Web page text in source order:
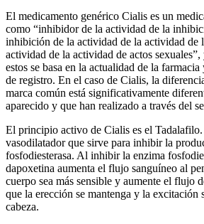
El medicamento genérico Cialis es un
como “inhibidor de la actividad de la
inhibición de la actividad de la actividad de
actividad de la actividad de actos
estos se basa en la actualidad de la
de registro. En el caso de Cialis, la
marca común está significativamente
aparecido y que han realizado a través del
El principio activo de Cialis es el
vasodilatador que sirve para inhibir la
fosfodiesterasa. Al inhibir la enzima
dapoxetina aumenta el flujo sanguíneo al
cuerpo sea más sensible y aumente el flujo
que la erección se mantenga y la excitación
cabeza.